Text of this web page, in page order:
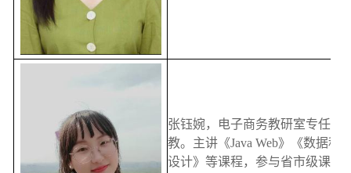
张钰婉，电子商务教研室专任教
教。主讲《Java Web》《数据科
设计》等课程，参与省市级课题